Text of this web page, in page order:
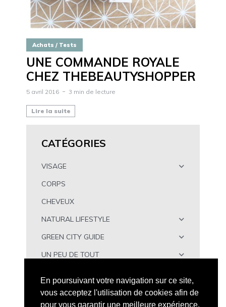
Achats / Tests
UNE COMMANDE ROYALE
CHEZ THEBEAUTYSHOPPER
5 avril 2016 3 min de lecture
Lire la suite
CATÉGORIES
VISAGE
CORPS
CHEVEUX
NATURAL LIFESTYLE
GREEN CITY GUIDE
UN PEU DE TOUT
En poursuivant votre navigation sur ce site,
vous acceptez l'utilisation de cookies afin de
pour vous garantir une meilleure expérience.